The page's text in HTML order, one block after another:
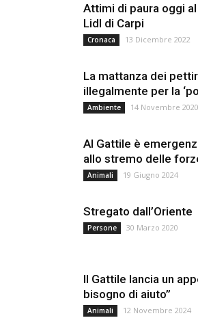
Attimi di paura oggi
Lidl di Carpi
Cronaca 13 Dicembre 2022
La mattanza dei
illegalmente per la
Ambiente 14 Novembre 2020
Al Gattile è
allo stremo delle
Animali 19 Giugno 2024
Stregato dall’Oriente
Persone 30 Marzo 2020
Il Gattile lancia un
bisogno di aiuto”
Animali 12 Novembre 2024